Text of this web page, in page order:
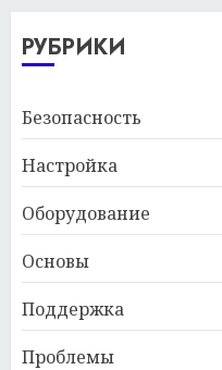
РУБРИКИ
Безопасность
Настройка
Оборудование
Основы
Поддержка
Проблемы